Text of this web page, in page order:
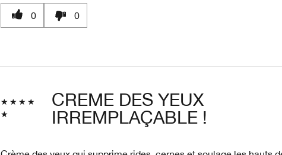
0 0
CREME DES YEUX
IRREMPLAÇABLE !